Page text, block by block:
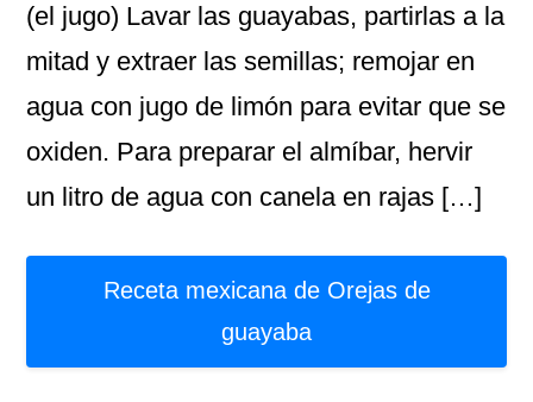
(el jugo) Lavar las guayabas, partirlas a la
mitad y extraer las semillas; remojar en
agua con jugo de limón para evitar que se
oxiden. Para preparar el almíbar, hervir
un litro de agua con canela en rajas […]
Receta mexicana de Orejas de
guayaba